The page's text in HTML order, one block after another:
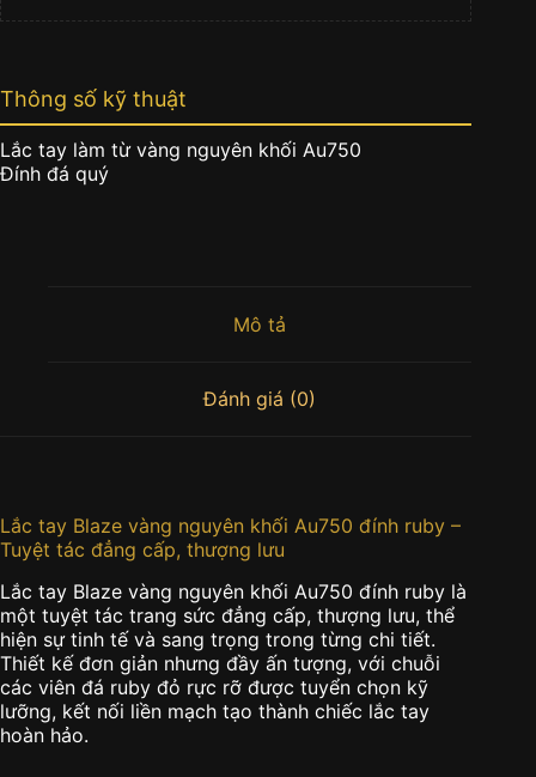
Thông số kỹ thuật
Lắc tay làm từ vàng nguyên khối Au750
Đính đá quý
Mô tả
Đánh giá (0)
Lắc tay Blaze vàng nguyên khối Au750 đính ruby –
Tuyệt tác đẳng cấp, thượng lưu
Lắc tay Blaze vàng nguyên khối Au750 đính ruby là
một tuyệt tác trang sức đẳng cấp, thượng lưu, thể
hiện sự tinh tế và sang trọng trong từng chi tiết.
Thiết kế đơn giản nhưng đầy ấn tượng, với chuỗi
các viên đá ruby đỏ rực rỡ được tuyển chọn kỹ
lưỡng, kết nối liền mạch tạo thành chiếc lắc tay
hoàn hảo.